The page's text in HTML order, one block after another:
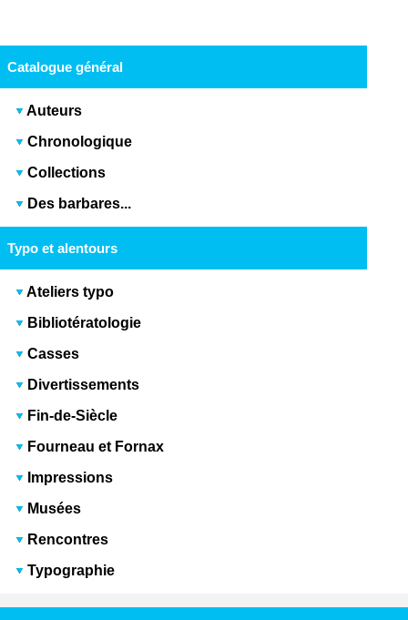
Catalogue général
Auteurs
Chronologique
Collections
Des barbares...
Typo et alentours
Ateliers typo
Bibliotératologie
Casses
Divertissements
Fin-de-Siècle
Fourneau et Fornax
Impressions
Musées
Rencontres
Typographie